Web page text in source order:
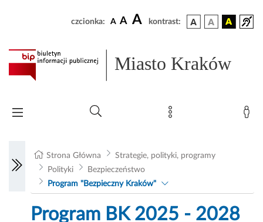
czcionka: A A A kontrast:
Miasto Kraków
Strona Główna
Strategie, polityki, programy
Polityki
Bezpieczeństwo
Program "Bezpieczny Kraków"
Program BK 2025 - 2028